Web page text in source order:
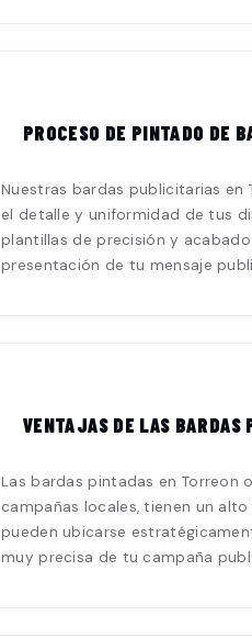
PROCESO DE PINTADO DE
Nuestras bardas publicitarias
el detalle y uniformidad de tus
plantillas de precisión y
presentación de tu mensaje
VENTAJAS DE LAS BARDAS
Las bardas pintadas en
campañas locales, tienen un
pueden ubicarse
muy precisa de tu campaña